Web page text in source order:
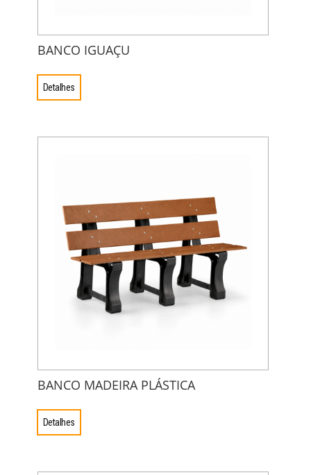
BANCO IGUAÇU
Detalhes
BANCO MADEIRA PLÁSTICA
Detalhes